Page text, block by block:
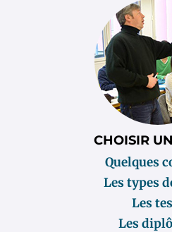
CHOISIR
Quelques
Les types
Les
Les